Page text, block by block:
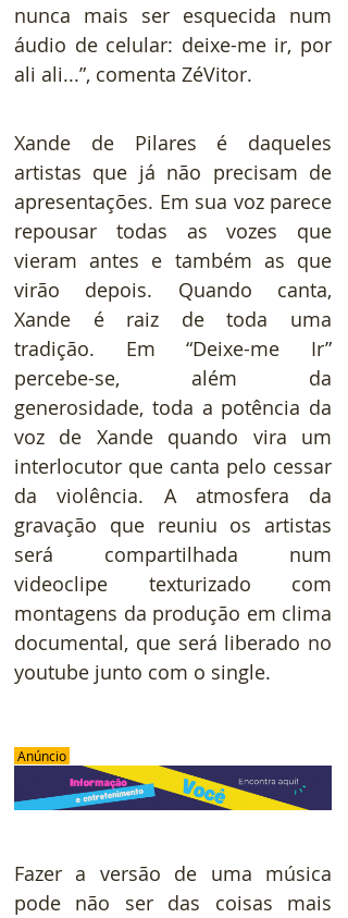
nunca mais ser esquecida num
áudio de celular: deixe-me ir, por
ali ali...”, comenta ZéVitor.
Xande de Pilares é daqueles
artistas que já não precisam de
apresentações. Em sua voz parece
repousar todas as vozes que
vieram antes e também as que
virão depois. Quando canta,
Xande é raiz de toda uma
tradição. Em “Deixe-me Ir”
percebe-se, além da
generosidade, toda a potência da
voz de Xande quando vira um
interlocutor que canta pelo cessar
da violência. A atmosfera da
gravação que reuniu os artistas
será compartilhada num
videoclipe texturizado com
montagens da produção em clima
documental, que será liberado no
youtube junto com o single.
Anúncio
Fazer a versão de uma música
pode não ser das coisas mais